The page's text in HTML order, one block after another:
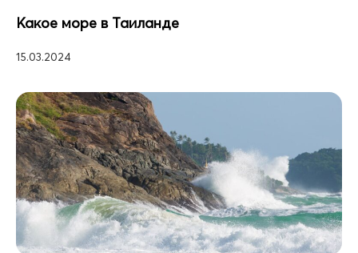
Какое море в Таиланде
15.03.2024